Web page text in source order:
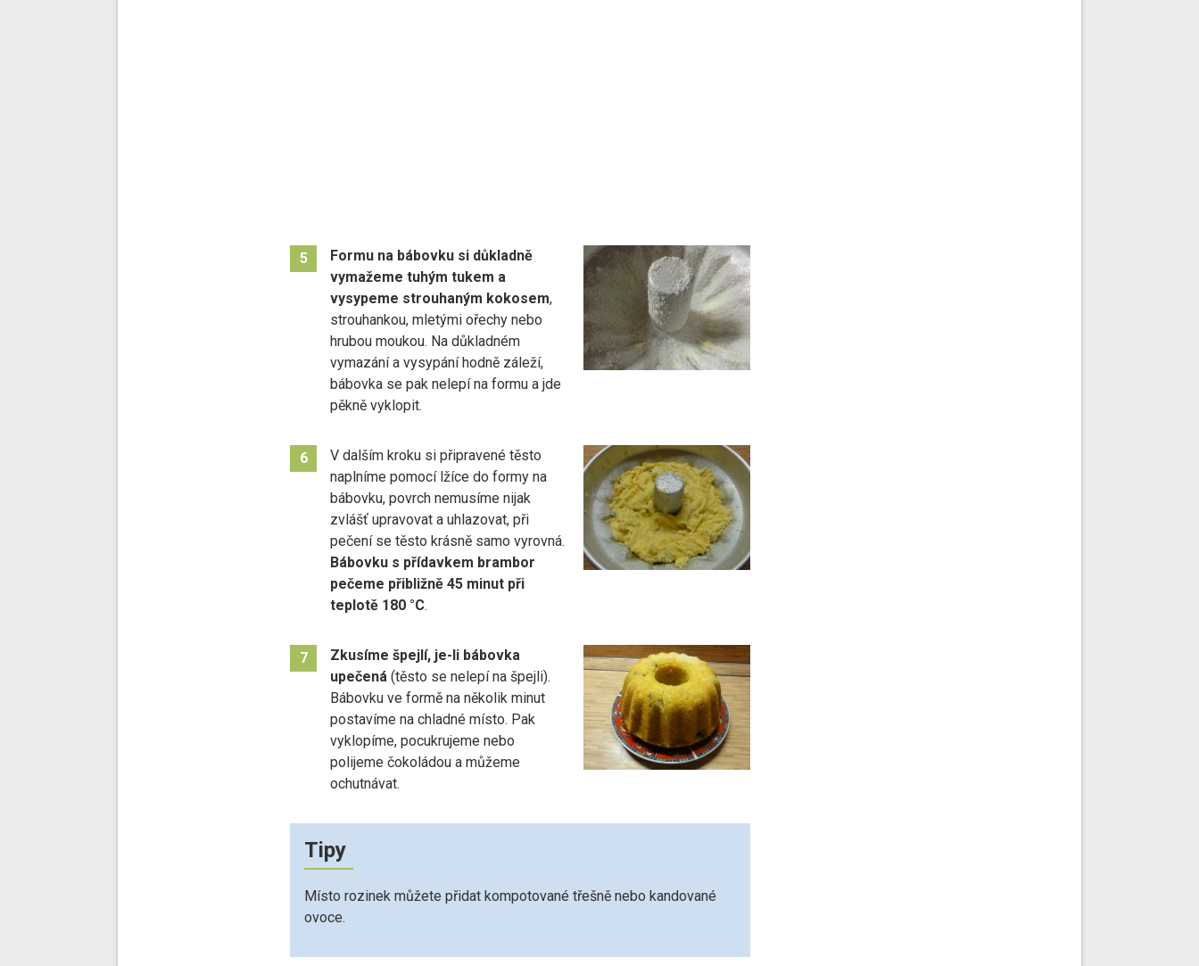
5
Formu na bábovku si důkladně
vymažeme tuhým tukem a
vysypeme strouhaným kokosem,
strouhankou, mletými ořechy nebo
hrubou moukou. Na důkladném
vymazání a vysypání hodně záleží,
bábovka se pak nelepí na formu a jde
pěkně vyklopit.
6
V dalším kroku si připravené těsto
naplníme pomocí lžíce do formy na
bábovku, povrch nemusíme nijak
zvlášť upravovat a uhlazovat, při
pečení se těsto krásně samo vyrovná.
Bábovku s přídavkem brambor
pečeme přibližně 45 minut při
teplotě 180 °C.
7
Zkusíme špejlí, je-li bábovka
upečená(těsto se nelepí na špejli).
Bábovku ve formě na několik minut
postavíme na chladné místo. Pak
vyklopíme, pocukrujeme nebo
polijeme čokoládou a můžeme
ochutnávat.
Tipy
Místo rozinek můžete přidat kompotované třešně nebo kandované
ovoce.